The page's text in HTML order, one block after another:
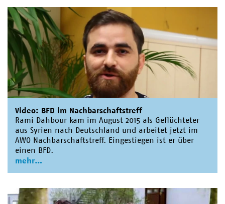
Video: BFD im Nachbarschaftstreff
Rami Dahbour kam im August 2015 als Geflüchteter
aus Syrien nach Deutschland und arbeitet jetzt im
AWO Nachbarschaftstreff. Eingestiegen ist er über
einen BFD.
mehr